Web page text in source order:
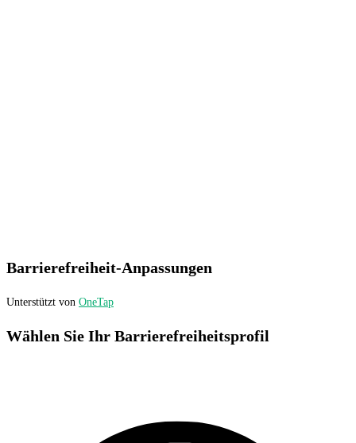
Barrierefreiheit-Anpassungen
Unterstützt von OneTap
Wählen Sie Ihr Barrierefreiheitsprofil